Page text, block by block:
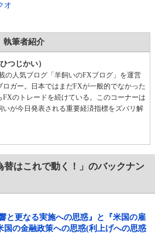
オ
執筆者紹介
つじかい）
の人気ブログ「羊飼いのFXブログ」を運営
ロガー。日本ではまだFXが一般的でなかった
FXのトレードを続けている。このコーナーは
いが今日発表される重要経済指標をズバリ解
はこれで動く！」のバックナン
と更なる実施への思惑』と『米国の雇
国の金融政策への思惑(利上げへの思惑